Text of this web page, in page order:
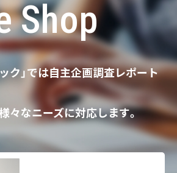
Shop
ク」では自主企画調査レポート
々なニーズに対応します。